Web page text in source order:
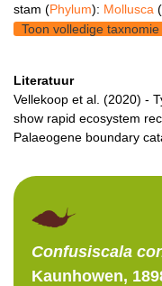
stam (Phylum): Mollusca
Toon volledige taxnomie
Literatuur
Vellekoop et al. (2020) -
show rapid ecosystem
Palaeogene boundary
Confusiscala
Kaunhowen,